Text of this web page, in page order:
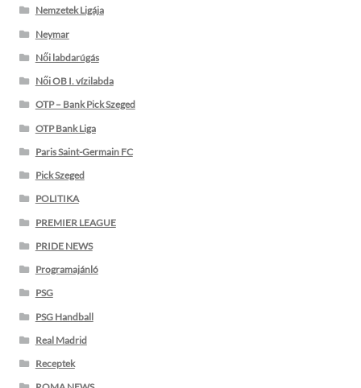
Nemzetek Ligája
Neymar
Női labdarúgás
Női OB I. vízilabda
OTP – Bank Pick Szeged
OTP Bank Liga
Paris Saint-Germain FC
Pick Szeged
POLITIKA
PREMIER LEAGUE
PRIDE NEWS
Programajánló
PSG
PSG Handball
Real Madrid
Receptek